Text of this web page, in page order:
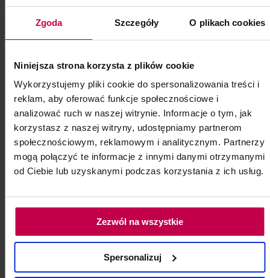
Zgoda Szczegóły O plikach cookies
Niniejsza strona korzysta z plików cookie
Wykorzystujemy pliki cookie do spersonalizowania treści i
reklam, aby oferować funkcje społecznościowe i
analizować ruch w naszej witrynie. Informacje o tym, jak
korzystasz z naszej witryny, udostępniamy partnerom
społecznościowym, reklamowym i analitycznym. Partnerzy
mogą połączyć te informacje z innymi danymi otrzymanymi
od Ciebie lub uzyskanymi podczas korzystania z ich usług.
Zezwól na wszystkie
Spersonalizuj
PROMOCJA
Bioevolution Qline PRO Brown
Bioevolution Qline PRO Brown 815 - 5 ml
(jasny, ciepły brąz, wybarwia się
rozjaśniając z intensywności do lekkiej
Kod: 6268